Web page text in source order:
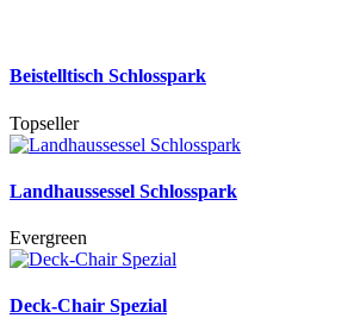
Beistelltisch Schlosspark
Topseller
Landhaussessel Schlosspark
Evergreen
Deck-Chair Spezial